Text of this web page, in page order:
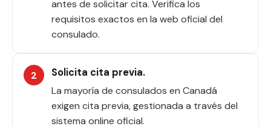
antes de solicitar cita. Verifica los
requisitos exactos en la web oficial del
consulado.
Solicita cita previa.
La mayoría de consulados en Canadá
exigen cita previa, gestionada a través del
sistema online oficial.